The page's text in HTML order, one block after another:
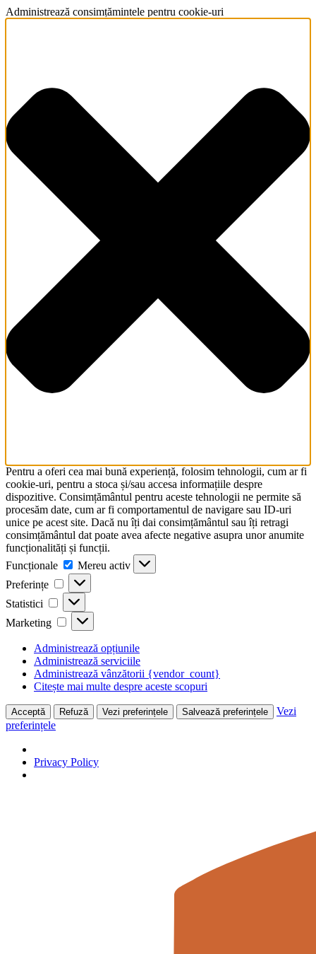
Administrează consimțămintele pentru cookie-uri
Pentru a oferi cea mai bună experiență, folosim tehnologii, cum ar fi
cookie-uri, pentru a stoca și/sau accesa informațiile despre
dispozitive. Consimțământul pentru aceste tehnologii ne permite să
procesăm date, cum ar fi comportamentul de navigare sau ID-uri
unice pe acest site. Dacă nu îți dai consimțământul sau îți retragi
consimțământul dat poate avea afecte negative asupra unor anumite
funcționalități și funcții.
Funcționale
Funcționale
Mereu activ
Preferințe
Preferințe
Statistici Statistici
Marketing Marketing
Administrează opțiunile
Administrează serviciile
Administrează vânzătorii {vendor_count}
Citește mai multe despre aceste scopuri
Acceptă Refuză Vezi preferințele Salvează preferințele
Vezi
preferințele
Privacy Policy